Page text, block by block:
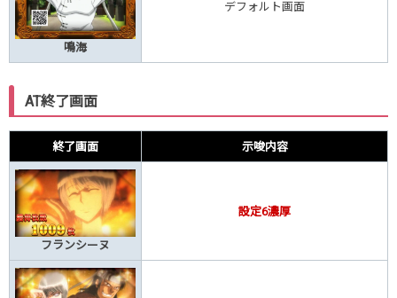
鳴海
デフォルト画面
AT終了画面
終了画面 示唆内容
フランシーヌ
設定6濃厚